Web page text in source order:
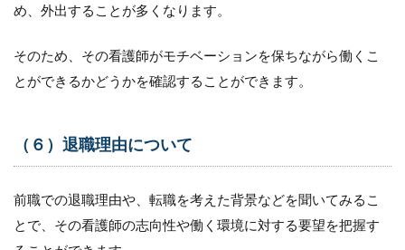
め、外出することが多くなります。
そのため、その看護師がモチベーションを保ちながら働くこ
とができるかどうかを確認することができます。
（６）退職理由について
前職での退職理由や、転職を考えた背景などを聞いてみるこ
とで、その看護師の志向性や働く環境に対する要望を把握す